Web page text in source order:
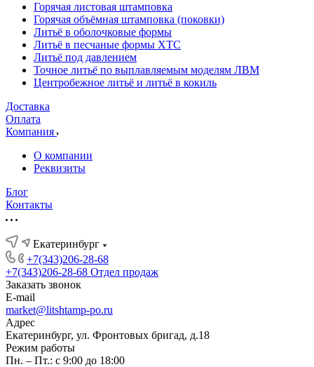
Горячая листовая штамповка
Горячая объёмная штамповка (поковки)
Литьё в оболочковые формы
Литьё в песчаные формы ХТС
Литьё под давлением
Точное литьё по выплавляемым моделям ЛВМ
Центробежное литьё и литьё в кокиль
Доставка
Оплата
Компания
О компании
Реквизиты
Блог
Контакты
Екатеринбург
+7(343)206-28-68
+7(343)206-28-68 Отдел продаж
Заказать звонок
E-mail
market@litshtamp-po.ru
Адрес
Екатеринбург, ул. Фронтовых бригад, д.18
Режим работы
Пн. – Пт.: с 9:00 до 18:00